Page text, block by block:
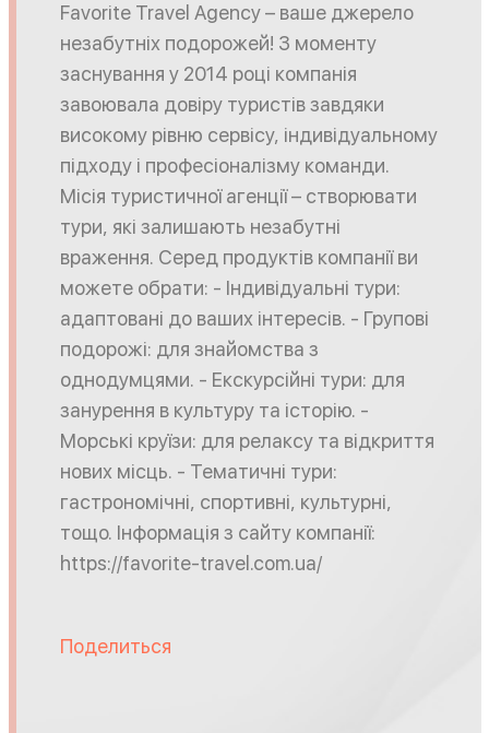
Favorite Travel Agency – ваше джерело
незабутніх подорожей! З моменту
заснування у 2014 році компанія
завоювала довіру туристів завдяки
високому рівню сервісу, індивідуальному
підходу і професіоналізму команди.
Місія туристичної агенції – створювати
тури, які залишають незабутні
враження. Серед продуктів компанії ви
можете обрати: - Індивідуальні тури:
адаптовані до ваших інтересів. - Групові
подорожі: для знайомства з
однодумцями. - Екскурсійні тури: для
занурення в культуру та історію. -
Морські круїзи: для релаксу та відкриття
нових місць. - Тематичні тури:
гастрономічні, спортивні, культурні,
тощо. Інформація з сайту компанії:
https://favorite-travel.com.ua/
Поделиться